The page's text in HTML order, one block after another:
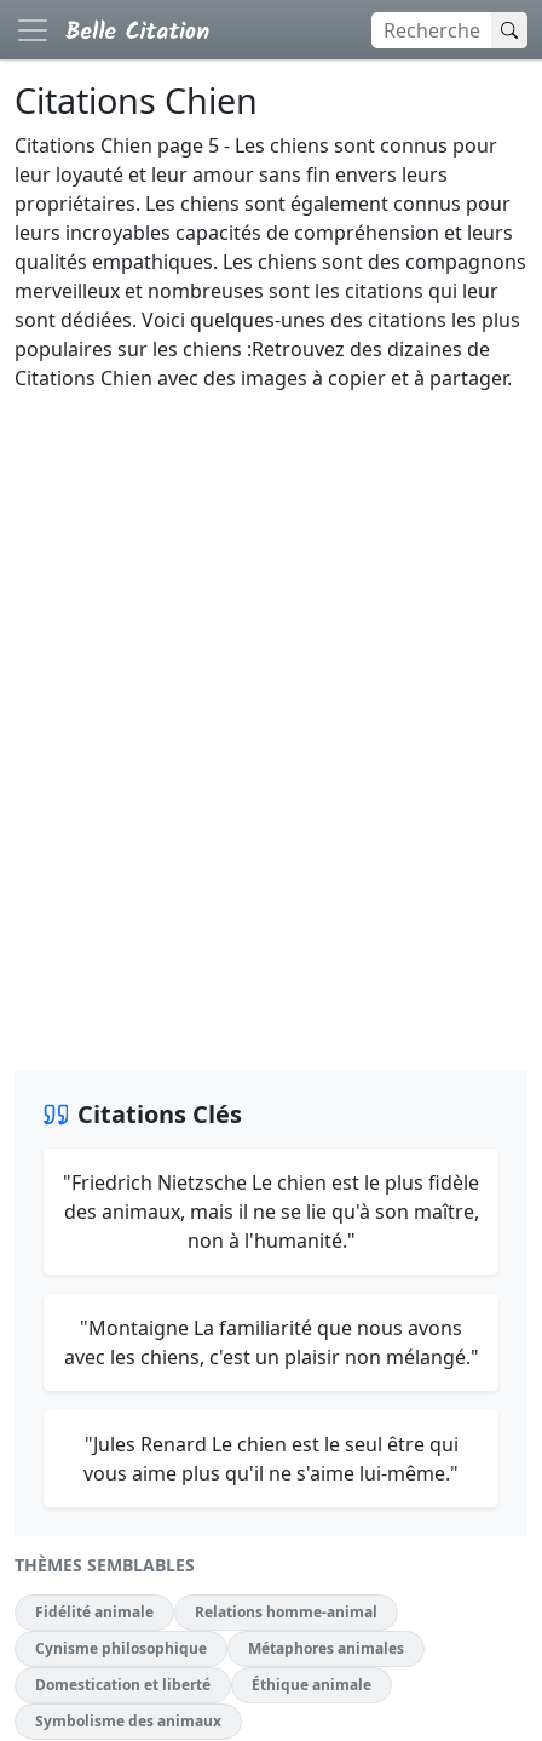
Citations Chien
Citations Chien page 5 - Les chiens sont connus pour
leur loyauté et leur amour sans fin envers leurs
propriétaires. Les chiens sont également connus pour
leurs incroyables capacités de compréhension et leurs
qualités empathiques. Les chiens sont des compagnons
merveilleux et nombreuses sont les citations qui leur
sont dédiées. Voici quelques-unes des citations les plus
populaires sur les chiens :Retrouvez des dizaines de
Citations Chien avec des images à copier et à partager.
Citations Clés
"Friedrich Nietzsche Le chien est le plus fidèle
des animaux, mais il ne se lie qu'à son maître,
non à l'humanité."
"Montaigne La familiarité que nous avons
avec les chiens, c'est un plaisir non mélangé."
"Jules Renard Le chien est le seul être qui
vous aime plus qu'il ne s'aime lui-même."
THÈMES SEMBLABLES
Fidélité animale
Relations homme-animal
Cynisme philosophique
Métaphores animales
Domestication et liberté
Éthique animale
Symbolisme des animaux